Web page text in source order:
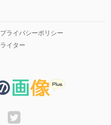
プライバシーポリシー
ライター